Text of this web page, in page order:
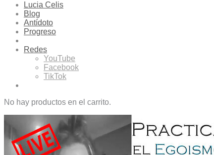
Lucia Celis
Blog
Antídoto
Progreso
Redes
YouTube
Facebook
TikTok
No hay productos en el carrito.